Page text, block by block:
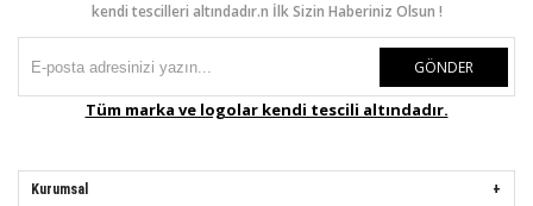
kendi tescilleri altındadır.n İlk Sizin Haberiniz Olsun !
GÖNDER
Tüm marka ve logolar kendi tescili altındadır.
Kurumsal